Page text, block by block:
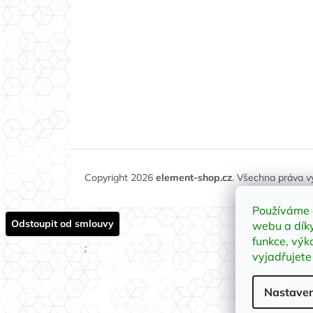
webu a
funkce,
vyjadřujete
Copyright 2026 element-shop.cz. Všechna práva
Odstoupit od smlouvy
;